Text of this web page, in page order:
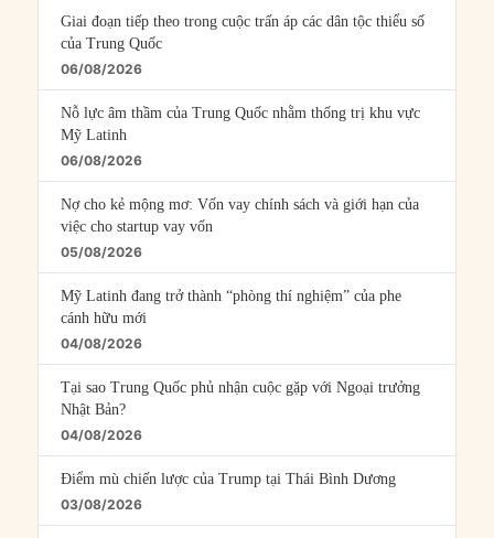
Giai đoạn tiếp theo trong cuộc trấn áp các dân tộc thiểu số
của Trung Quốc
06/08/2026
Nỗ lực âm thầm của Trung Quốc nhằm thống trị khu vực
Mỹ Latinh
06/08/2026
Nợ cho kẻ mộng mơ: Vốn vay chính sách và giới hạn của
việc cho startup vay vốn
05/08/2026
Mỹ Latinh đang trở thành “phòng thí nghiệm” của phe
cánh hữu mới
04/08/2026
Tại sao Trung Quốc phủ nhận cuộc gặp với Ngoại trưởng
Nhật Bản?
04/08/2026
Điểm mù chiến lược của Trump tại Thái Bình Dương
03/08/2026